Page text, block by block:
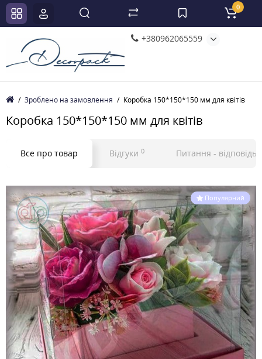
+380962065559
0
Зроблено на замовлення Коробка 150*150*150 мм для квітів
Коробка 150*150*150 мм для квітів
Все про товар Відгуки 0 Питання - відповідь
Популярний